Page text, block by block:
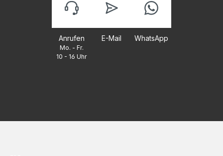
Anrufen
Mo. - Fr.
10 - 16 Uhr
E-Mail WhatsApp